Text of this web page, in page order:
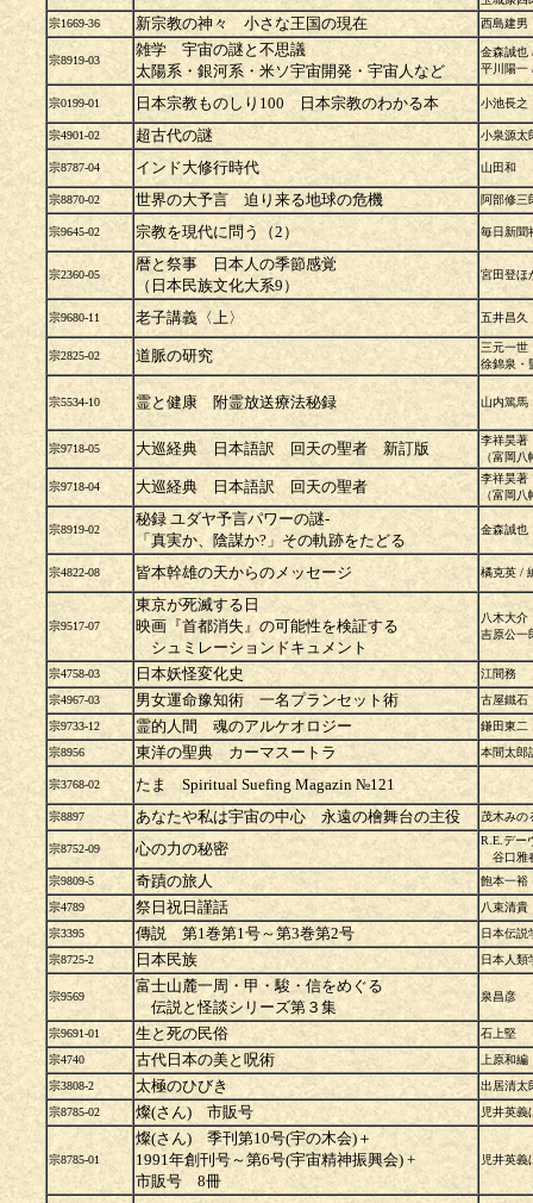
宗1669-36
新宗教の神々 小さな王国の現在 西島建男
宗8919-03
雑学 宇宙の謎と不思議
太陽系・銀河系・米ソ宇宙開発・宇宙人など
金森誠
平川陽一
宗0199-01 日本宗教ものしり100 日本宗教のわかる本 小池長之
宗4901-02 超古代の謎 小泉源太
宗8787-04 インド大修行時代 山田和
宗8870-02 世界の大予言 迫り来る地球の危機 阿部修三
宗9645-02 宗教を現代に問う（2） 毎日新聞
宗2360-05
暦と祭事 日本人の季節感覚
（日本民族文化大系9）
宮田登ほ
宗9680-11 老子講義〈上〉 五井昌久
宗2825-02 道脈の研究
三元一
徐錦泉・
宗5534-10 霊と健康 附霊放送療法秘録 山内篤馬
宗9718-05 大巡経典 日本語訳 回天の聖者 新訂版
李祥昊
（富岡
宗9718-04 大巡経典 日本語訳 回天の聖者
李祥昊
（富岡
宗8919-02
秘録 ユダヤ予言パワーの謎-
「真実か、陰謀か?」その軌跡をたどる
金森誠也
宗4822-08 皆本幹雄の天からのメッセージ 橘克英 /
宗9517-07
東京が死滅する日
映画『首都消失』の可能性を検証する
シュミレーションドキュメント
八木大介
吉原公
宗4758-03 日本妖怪変化史
江間務
宗4967-03
男女運命豫知術 一名プランセット術
古屋鐵石
宗9733-12
霊的人間 魂のアルケオロジー
鎌田東二
宗8956
東洋の聖典 カーマスートラ 本間太郎
宗3768-02 たま Spiritual Suefing Magazin №121
宗8897 あなたや私は宇宙の中心 永遠の檜舞台の主役 茂木みの
宗8752-09 心の力の秘密
R.E.デー
谷口雅
宗9809-5
奇蹟の旅人
飽本一裕
宗4789
祭日祝日謹話
八束清貴
宗3395
傳説 第1巻第1号～第3巻第2号
日本伝説
宗8725-2
日本民族 日本人類
宗9569
富士山麓一周・甲・駿・信をめぐる
伝説と怪談シリーズ第３集
泉昌彦
宗9691-01 生と死の民俗
石上堅
宗4740
古代日本の美と呪術
上原和編
宗3808-2
太極のひびき
出居清太
宗8785-02
燦(さん) 市販号 児井英義
宗8785-01
燦(さん) 季刊第10号(宇の木会)＋
1991年創刊号～第6号(宇宙精神振興会) +
市販号 8冊
児井英義